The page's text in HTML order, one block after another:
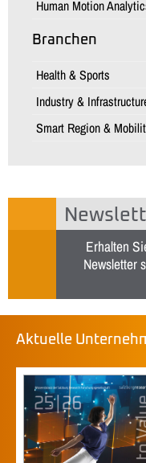
Human Motion
Branchen
Health & Sports
Industry &
Smart Region &
Erhalten
Newsletter
Aktuelle